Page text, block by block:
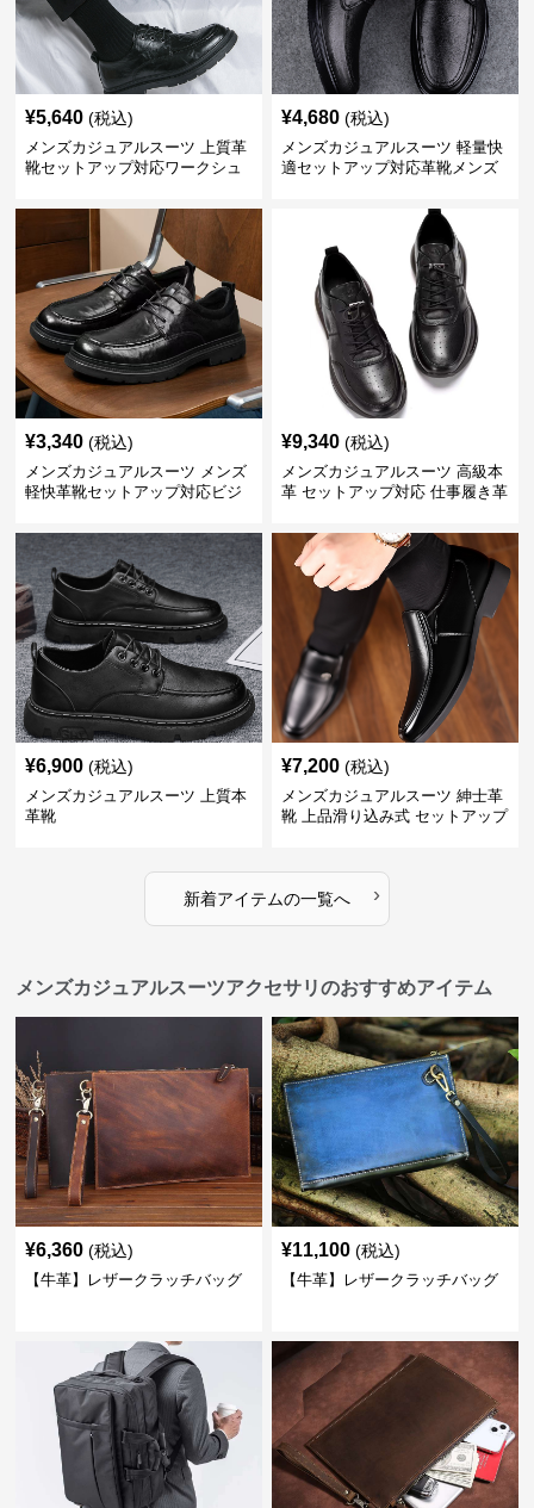
¥5,640 (税込)
メンズカジュアルスーツ 上質革
靴セットアップ対応ワークシュ
¥4,680 (税込)
メンズカジュアルスーツ 軽量快
適セットアップ対応革靴メンズ
¥3,340 (税込)
メンズカジュアルスーツ メンズ
軽快革靴セットアップ対応ビジ
¥9,340 (税込)
メンズカジュアルスーツ 高級本
革 セットアップ対応 仕事履き革
¥6,900 (税込)
メンズカジュアルスーツ 上質本
革靴
¥7,200 (税込)
メンズカジュアルスーツ 紳士革
靴 上品滑り込み式 セットアップ
新着アイテムの一覧へ ›
メンズカジュアルスーツアクセサリのおすすめアイテム
¥6,360 (税込)
【牛革】レザークラッチバッグ
¥11,100 (税込)
【牛革】レザークラッチバッグ